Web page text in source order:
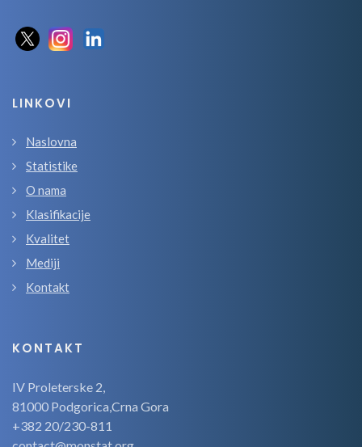
LINKOVI
Naslovna
Statistike
O nama
Klasifikacije
Kvalitet
Mediji
Kontakt
KONTAKT
IV Proleterske 2,
81000 Podgorica,Crna Gora
+382 20/230-811